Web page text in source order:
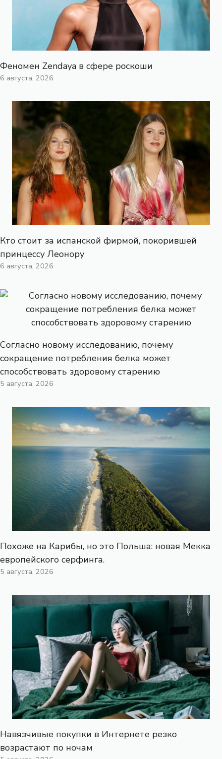
Феномен Zendaya в сфере роскоши
6 августа, 2026
Кто стоит за испанской фирмой, покорившей
принцессу Леонору
6 августа, 2026
Согласно новому исследованию, почему
сокращение потребления белка может
способствовать здоровому старению
5 августа, 2026
Похоже на Карибы, но это Польша: новая Мекка
европейского серфинга.
5 августа, 2026
Навязчивые покупки в Интернете резко
возрастают по ночам